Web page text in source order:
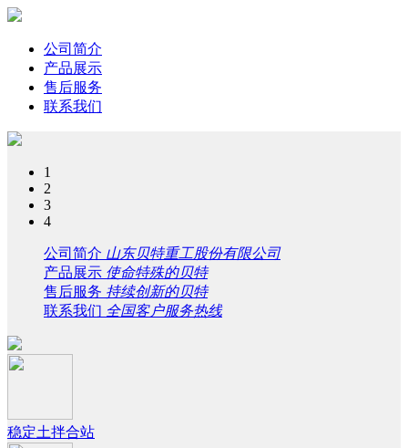
公司简介
产品展示
售后服务
联系我们
1
2
3
4
公司简介 山东贝特重工股份有限公司
产品展示 使命特殊的贝特
售后服务 持续创新的贝特
联系我们 全国客户服务热线
稳定土拌合站